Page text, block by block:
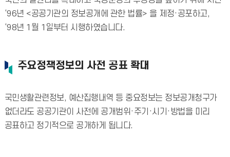
‘96년 <공공기관의 정보공개에 관한 법률> 을 제정·공포하고,
‘98년 1월 1일부터 시행하였습니다.
주요정책정보의 사전 공표 확대
국민생활관련정보, 예산집행내역 등 중요정보는 정보공개청구가
없더라도 공공기관이 사전에 공개범위·주기·시기·방법을 미리
공표하고 정기적으로 공개하게 됩니다.